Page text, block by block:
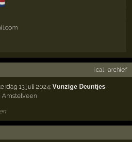
ical· archief
13 juli 2024:Vunzige Deuntjes
,Amstelveen